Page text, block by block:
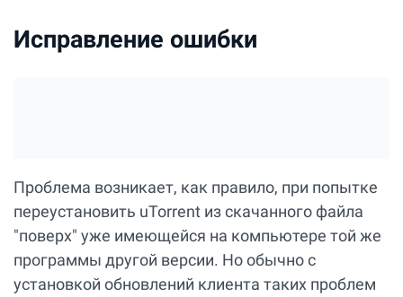
Исправление ошибки
Проблема возникает, как правило, при попытке
переустановить uTorrent из скачанного файла
"поверх" уже имеющейся на компьютере той же
программы другой версии. Но обычно с
установкой обновлений клиента таких проблем